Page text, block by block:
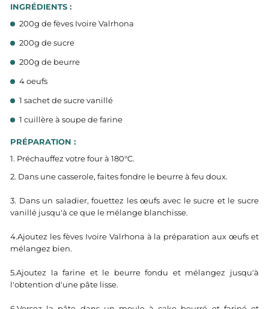
INGRÉDIENTS :
200g de fèves Ivoire Valrhona
200g de sucre
200g de beurre
4 oeufs
1 sachet de sucre vanillé
1 cuillère à soupe de farine
PRÉPARATION :
1. Préchauffez votre four à 180°C.
2. Dans une casserole, faites fondre le beurre à feu doux.
3. Dans un saladier, fouettez les œufs avec le sucre et le sucre
vanillé jusqu'à ce que le mélange blanchisse.
4.Ajoutez les fèves Ivoire Valrhona à la préparation aux œufs et
mélangez bien.
5.Ajoutez la farine et le beurre fondu et mélangez jusqu'à
l'obtention d'une pâte lisse.